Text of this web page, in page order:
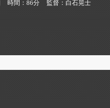
時間 86分 監督
白石晃士